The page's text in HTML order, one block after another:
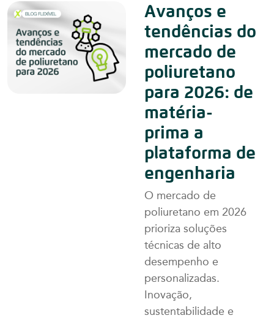
Avanços e
tendências do
mercado de
poliuretano
para 2026: de
matéria-
prima a
plataforma de
engenharia
O mercado de
poliuretano em 2026
prioriza soluções
técnicas de alto
desempenho e
personalizadas.
Inovação,
sustentabilidade e